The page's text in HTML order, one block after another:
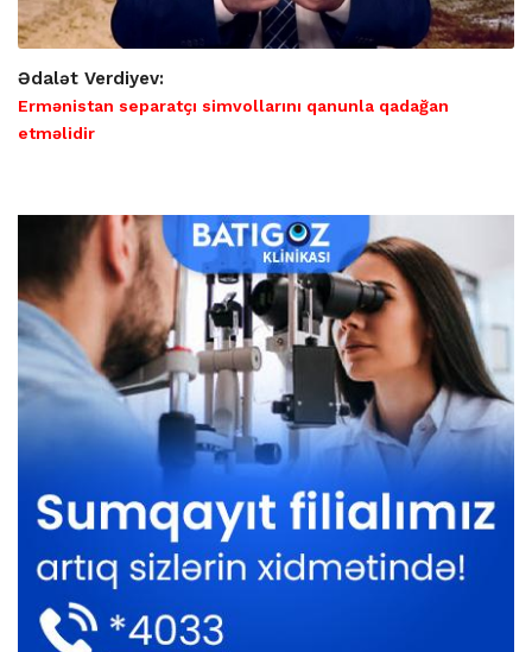
Ədalət Verdiyev:
Ermənistan separatçı simvollarını qanunla qadağan
etməlidir